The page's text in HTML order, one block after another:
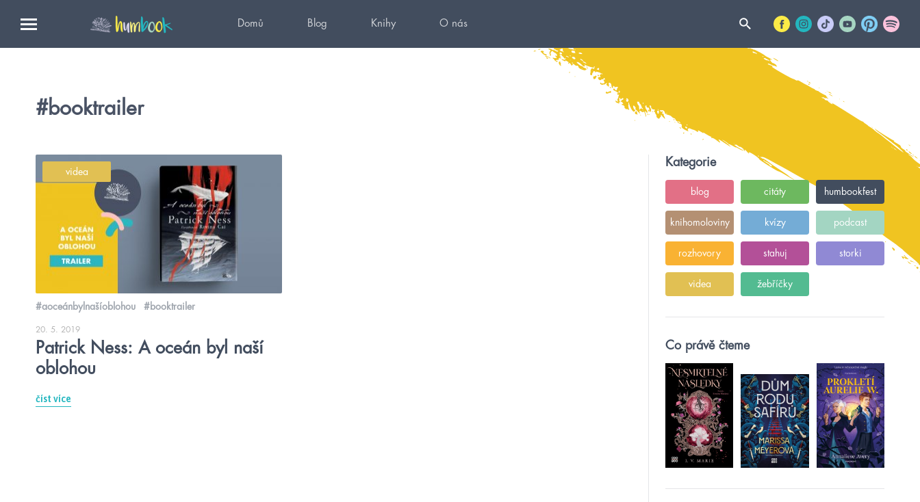
Domů Blog Knihy O nás
#booktrailer
videa
#aoceánbylnašíoblohou #booktrailer
20. 5. 2019
Patrick Ness: A oceán byl naší
oblohou
číst více
Kategorie
blog citáty humbookfest
knihomoloviny kvízy podcast
rozhovory stahuj storki
videa žebříčky
Co právě čteme